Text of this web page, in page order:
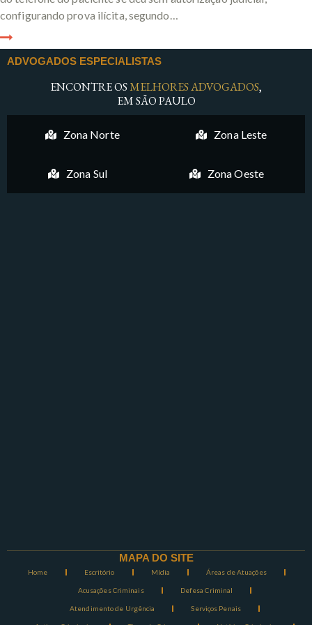
configurando prova ilícita, segundo…
ADVOGADOS ESPECIALISTAS
ENCONTRE OSMELHORES ADVOGADOS,
EM SÃO PAULO
Zona Norte Zona Leste
Zona Sul Zona Oeste
MAPA DO SITE
Home Escritório Mídia Áreas de Atuações
Acusações Criminais Defesa Criminal
Atendimento de Urgência Serviços Penais